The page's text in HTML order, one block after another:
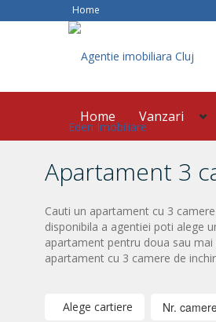
Home
Home Vanzari
Apartament 3
Cauti un apartament cu 3
disponibila a agentiei poti alege
apartament pentru doua sau
apartament cu 3 camere de
Alege cartiere Nr.